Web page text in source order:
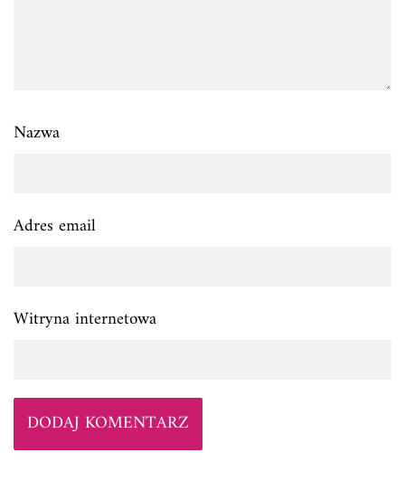
Nazwa
Adres email
Witryna internetowa